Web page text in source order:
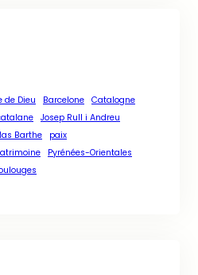
de Dieu Barcelone Catalogne
Josep Rull i Andreu
Barthe
paix
Pyrénées-Orientales